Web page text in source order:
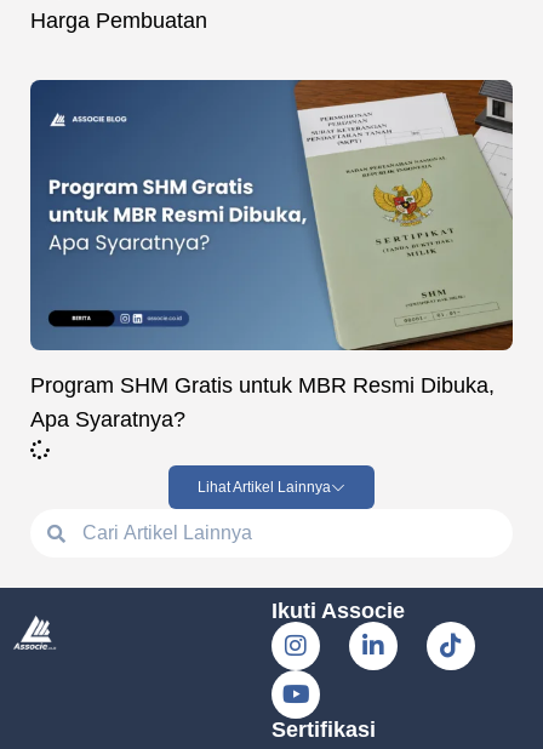
Harga Pembuatan
Program SHM Gratis untuk MBR Resmi Dibuka,
Apa Syaratnya?
Lihat Artikel Lainnya
Ikuti Associe
Sertifikasi